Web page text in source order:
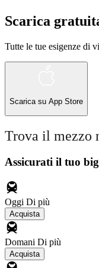
Scarica
Tutte le tue esigenze di
Scarica su App Store
Trova il mezzo
Assicurati il ​​tuo
Oggi Di più
Acquista
Domani Di più
Acquista